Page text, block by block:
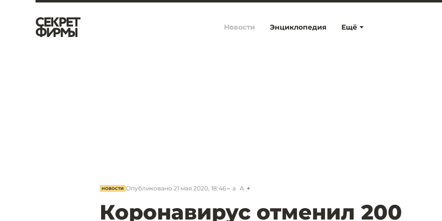
Ещё
Новости Энциклопедия
НОВОСТИ Опубликовано 21 мая 2020, 18:46 a A
Коронавирус отменил 200